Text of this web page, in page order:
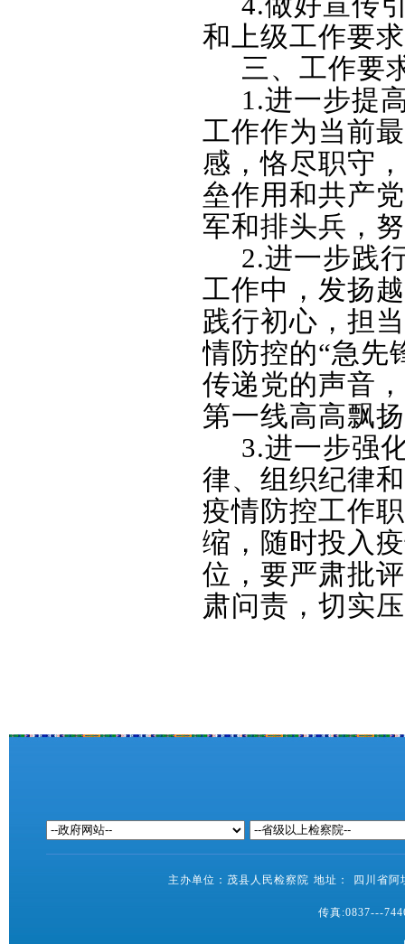
和上级工作要
三、工作要
1.进一步提
工作作为当前
感，恪尽职守
垒作用和共产
军和排头兵，
2.进一步践
工作中，发扬
践行初心，担
情防控的“急先
传递党的声音
第一线高高飘
3.进一步强
律、组织纪律
疫情防控工作
缩，随时投入
位，要严肃批
肃问责，切实
主办单位：茂县人民检察院 地址： 四川省
传真:0837---